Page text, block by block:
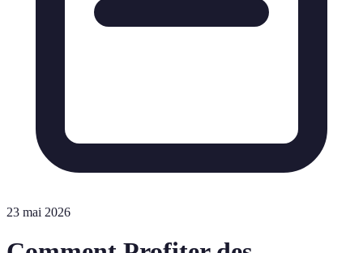
23 mai 2026